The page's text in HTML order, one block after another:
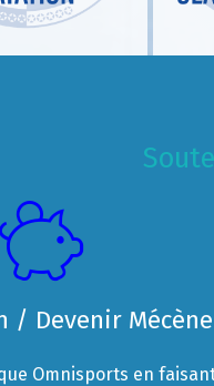
/ Devenir Mécène
Omnisports en